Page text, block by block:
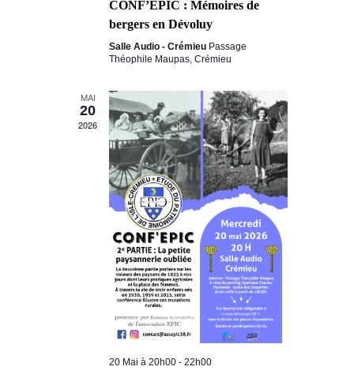
a
i
o
n
d
e
v
u
e
s
É
n
t
CONF’EPIC : Mémoires de
bergers en Dévoluy
Salle Audio - Crémieu Passage
Théophile Maupas, Crémieu
MAI
20
2026
20 Mai à 20h00 - 22h00